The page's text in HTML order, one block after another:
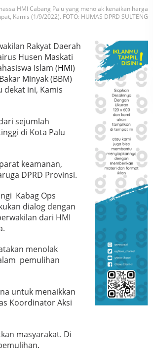
HMI Cabang Palu yang menolak kenaikan harga
Kamis (1/9/2022). FOTO: HUMAS DPRD SULTENG
Rakyat Daerah
Husen Maskati
Islam (HMI)
Minyak (BBM)
dekat ini, Kamis
sejumlah
di Kota Palu
keamanan,
DPRD Provinsi.
Kabag Ops
dialog dengan
dari HMI
menolak
pemulihan
untuk menaikkan
Koordinator Aksi
masyarakat. Di